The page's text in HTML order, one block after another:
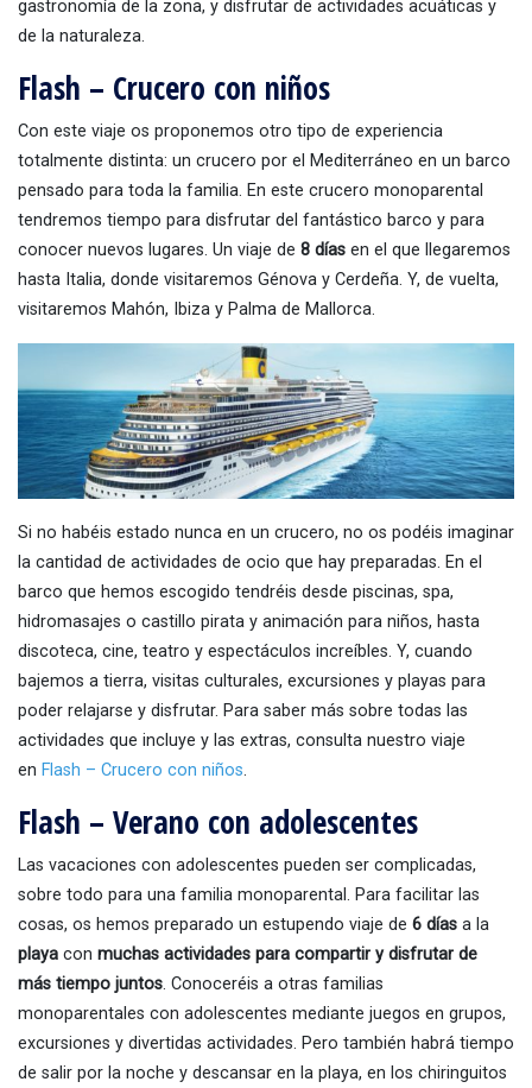
gastronomía de la zona, y disfrutar de actividades acuáticas y
de la naturaleza.
Flash – Crucero con niños
Con este viaje os proponemos otro tipo de experiencia
totalmente distinta: un crucero por el Mediterráneo en un barco
pensado para toda la familia. En este crucero monoparental
tendremos tiempo para disfrutar del fantástico barco y para
conocer nuevos lugares. Un viaje de 8 días en el que llegaremos
hasta Italia, donde visitaremos Génova y Cerdeña. Y, de vuelta,
visitaremos Mahón, Ibiza y Palma de Mallorca.
Si no habéis estado nunca en un crucero, no os podéis imaginar
la cantidad de actividades de ocio que hay preparadas. En el
barco que hemos escogido tendréis desde piscinas, spa,
hidromasajes o castillo pirata y animación para niños, hasta
discoteca, cine, teatro y espectáculos increíbles. Y, cuando
bajemos a tierra, visitas culturales, excursiones y playas para
poder relajarse y disfrutar. Para saber más sobre todas las
actividades que incluye y las extras, consulta nuestro viaje
en Flash – Crucero con niños.
Flash – Verano con adolescentes
Las vacaciones con adolescentes pueden ser complicadas,
sobre todo para una familia monoparental. Para facilitar las
cosas, os hemos preparado un estupendo viaje de 6 días a la
playa con muchas actividades para compartir y disfrutar de
más tiempo juntos. Conoceréis a otras familias
monoparentales con adolescentes mediante juegos en grupos,
excursiones y divertidas actividades. Pero también habrá tiempo
de salir por la noche y descansar en la playa, en los chiringuitos